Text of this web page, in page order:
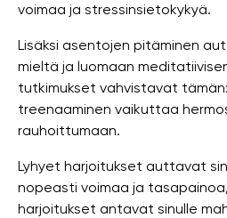
voimaa ja stressinsietokykyä.
Lisäksi asentojen pitäminen
mieltä ja luomaan
tutkimukset vahvistavat
treenaaminen vaikuttaa
rauhoittumaan.
Lyhyet harjoitukset auttavat
nopeasti voimaa ja
harjoitukset antavat sinulle